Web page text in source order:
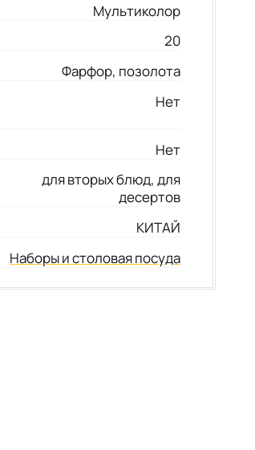
Мультиколор
20
Фарфор, позолота
Нет
Нет
для вторых блюд, для
десертов
КИТАЙ
Наборы и столовая посуда